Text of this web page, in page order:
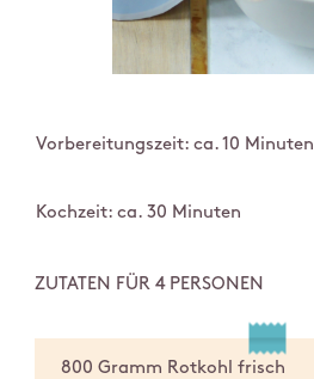
Vorbereitungszeit: ca. 10 Minuten
Kochzeit: ca. 30 Minuten
ZUTATEN FÜR 4 PERSONEN
800 Gramm Rotkohl frisch